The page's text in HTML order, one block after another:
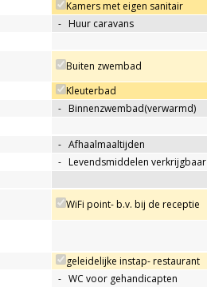
Kamers met eigen sanitair
- Huur caravans
Buiten zwembad
Kleuterbad
- Binnenzwembad(verwarmd)
- Afhaalmaaltijden
- Levendsmiddelen verkrijgbaar
WiFi point- b.v. bij de receptie
geleidelijke instap- restaurant
- WC voor gehandicapten